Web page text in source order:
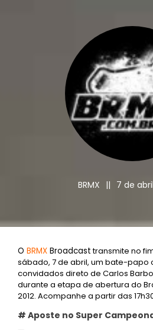
BRMX || 7 de
O BRMX Broadcasttransmite no
sábado, 7 de abril, um bate-papo
convidados direto de Carlos
durante a etapa de abertura do
2012. Acompanhe a partir das
# Aposte no Super